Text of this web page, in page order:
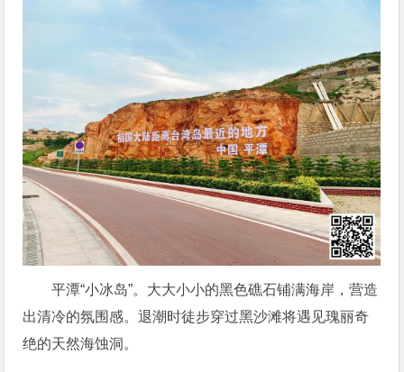
平潭“小冰岛”。大大小小的黑色礁石铺满海岸，营造
出清冷的氛围感。退潮时徒步穿过黑沙滩将遇见瑰丽奇
绝的天然海蚀洞。